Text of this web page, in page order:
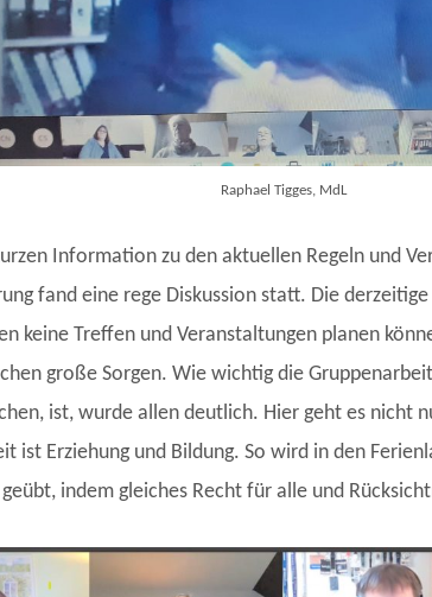
Raphael Tigges, MdL
Information zu den aktuellen Regeln und
fand eine rege Diskussion statt. Die
keine Treffen und Veranstaltungen planen
große Sorgen. Wie wichtig die
ist, wurde allen deutlich. Hier geht es nicht
ist Erziehung und Bildung. So wird in den
indem gleiches Recht für alle und